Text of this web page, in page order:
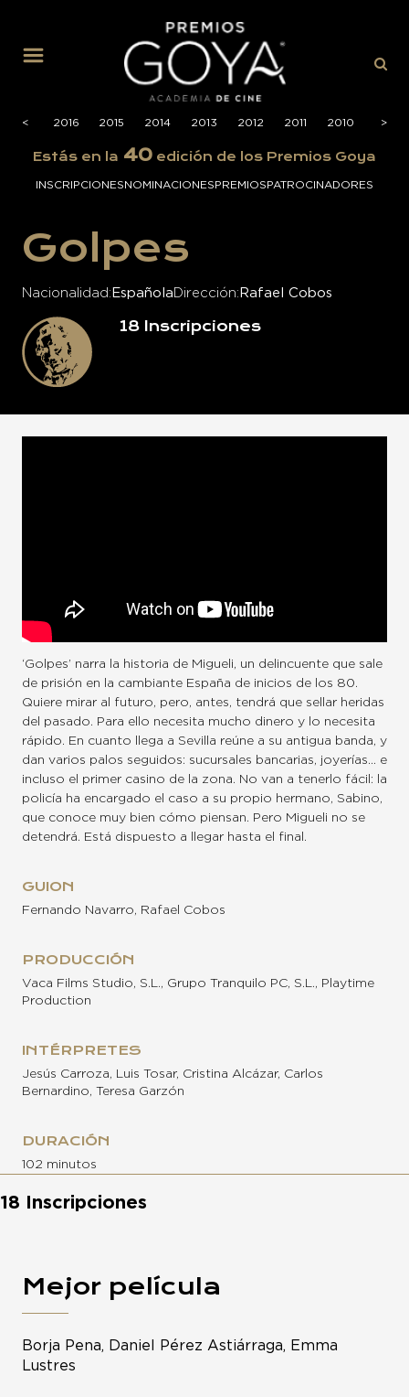
<
2017 2016 2015 2014 2013 2012 2011 2010 2009
>
Estás en la 40 edición de los Premios Goya
INSCRIPCIONESNOMINACIONESPREMIOSPATROCINADORES
Golpes
Nacionalidad Española Dirección Rafael Cobos
18 Inscripciones
‘Golpes’ narra la historia de Migueli, un delincuente que sale
de prisión en la cambiante España de inicios de los 80.
Quiere mirar al futuro, pero, antes, tendrá que sellar heridas
del pasado. Para ello necesita mucho dinero y lo necesita
rápido. En cuanto llega a Sevilla reúne a su antigua banda, y
dan varios palos seguidos: sucursales bancarias, joyerías… e
incluso el primer casino de la zona. No van a tenerlo fácil: la
policía ha encargado el caso a su propio hermano, Sabino,
que conoce muy bien cómo piensan. Pero Migueli no se
detendrá. Está dispuesto a llegar hasta el final.
GUION
Fernando Navarro, Rafael Cobos
PRODUCCIÓN
Vaca Films Studio, S.L., Grupo Tranquilo PC, S.L., Playtime
Production
INTÉRPRETES
Jesús Carroza, Luis Tosar, Cristina Alcázar, Carlos
Bernardino, Teresa Garzón
DURACIÓN
102 minutos
18 Inscripciones
Mejor película
Borja Pena, Daniel Pérez Astiárraga, Emma
Lustres